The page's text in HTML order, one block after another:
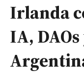
Irlanda
IA,